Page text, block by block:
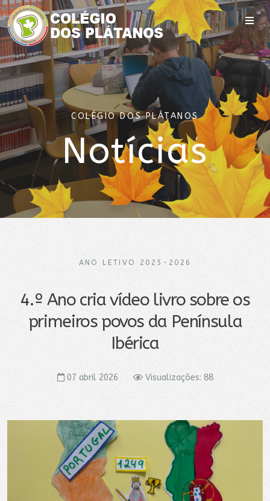
COLÉGIO DOS PLÁTANOS
Notícias
ANO LETIVO 2025-2026
4.º Ano cria vídeo livro sobre os
primeiros povos da Península
Ibérica
07 abril 2026 Visualizações: 88